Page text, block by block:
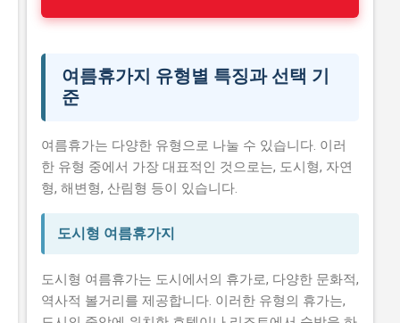
여름휴가지 유형별 특징과 선택 기
준
여름휴가는 다양한 유형으로 나눌 수 있습니다. 이러
한 유형 중에서 가장 대표적인 것으로는, 도시형, 자연
형, 해변형, 산림형 등이 있습니다.
도시형 여름휴가지
도시형 여름휴가는 도시에서의 휴가로, 다양한 문화적,
역사적 볼거리를 제공합니다. 이러한 유형의 휴가는,